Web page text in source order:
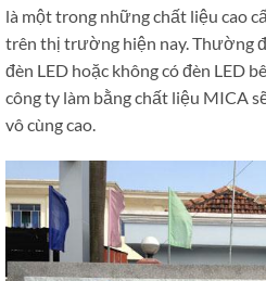
là một trong những chất liệu cao
trên thị trường hiện nay. Thường
đèn LED hoặc không có đèn LED
công ty làm bằng chất liệu MICA
vô cùng cao.